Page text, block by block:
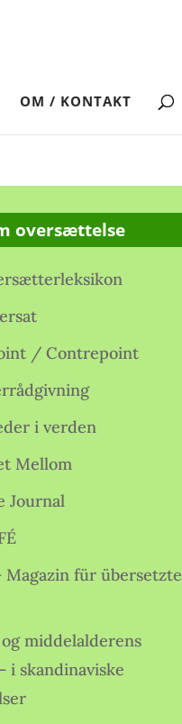
OM / KONTAKT
oversættelse
/ Contrepoint
i verden
Mellom
Journal
Magazin für übersetzte
middelalderens
i skandinaviske